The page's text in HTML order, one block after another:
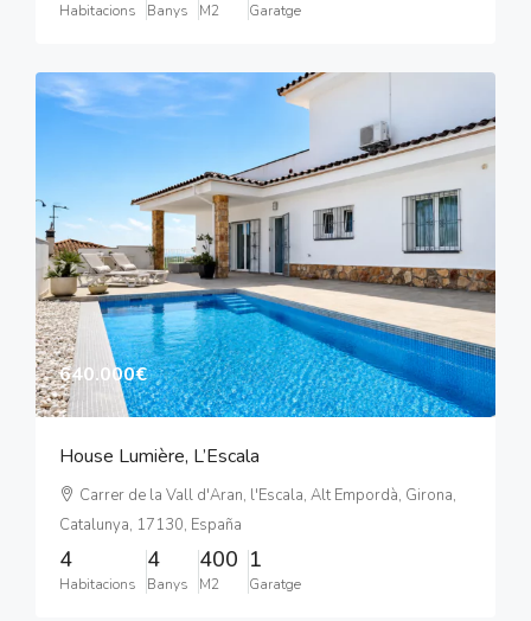
Habitacions Banys M2 Garatge
640.000€
House Lumière, L’Escala
Carrer de la Vall d'Aran, l'Escala, Alt Empordà, Girona,
Catalunya, 17130, España
4
Habitacions
4
Banys
400
M2
1
Garatge